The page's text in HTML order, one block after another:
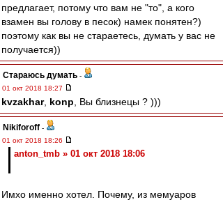
предлагает, потому что вам не "то", а кого
взамен вы голову в песок) намек понятен?)
поэтому как вы не стараетесь, думать у вас не
получается))
Стараюсь думать -
01 окт 2018 18:27
kvzakhar, konp , Вы близнецы ? )))
Nikiforoff -
01 окт 2018 18:26
anton_tmb » 01 окт 2018 18:06
Имхо именно хотел. Почему, из мемуаров